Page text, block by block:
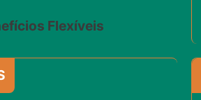
Flexíveis